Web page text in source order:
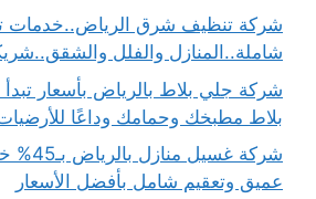
شركة تنظيف شرق الرياض..خدمات
شاملة..المنازل والفلل
بلاط مطبخك وحمامك وداعًا للأرضيات
شركة
عميق وتعقيم شامل بأفضل الأسعار